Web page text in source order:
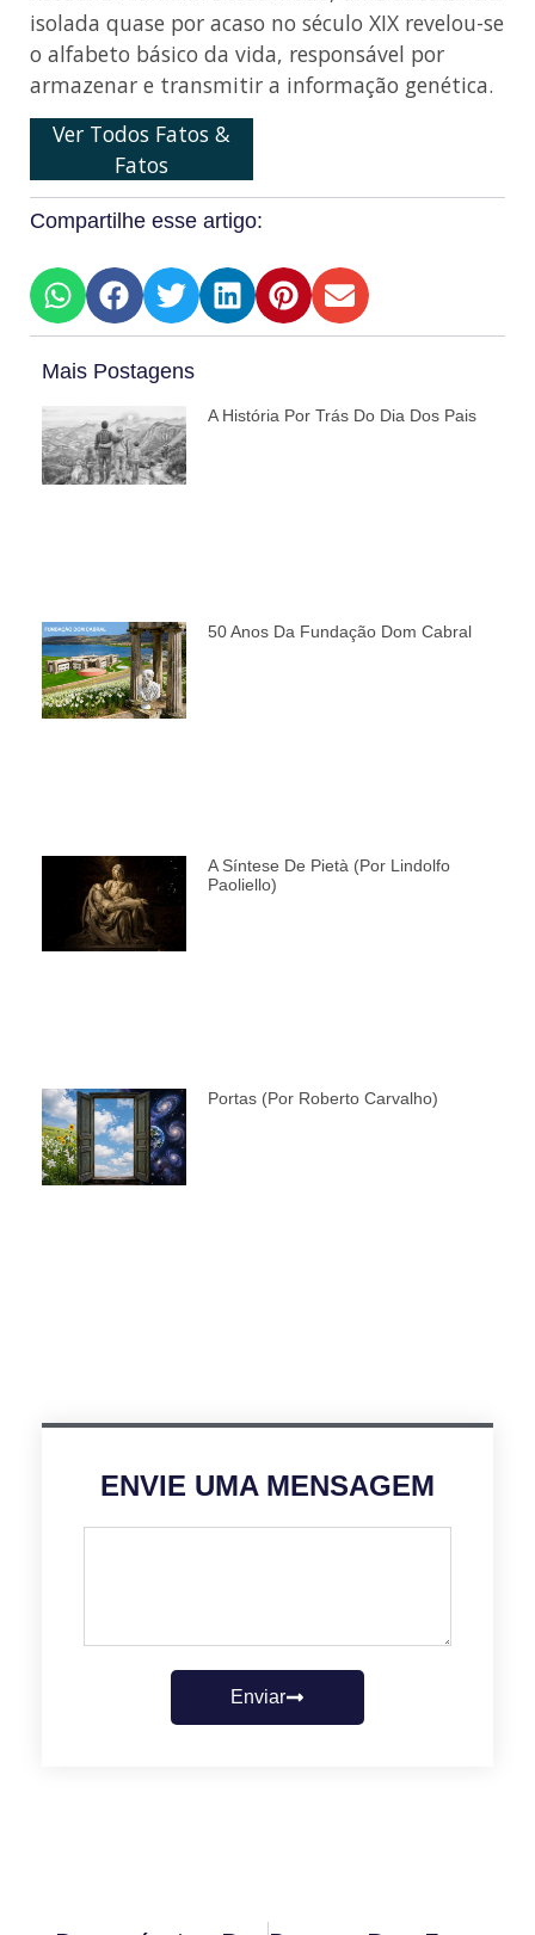
isolada quase por acaso no século XIX revelou-se
o alfabeto básico da vida, responsável por
armazenar e transmitir a informação genética.
Ver Todos Fatos &
Fatos
Compartilhe esse artigo:
Mais Postagens
A História Por Trás Do Dia Dos Pais
50 Anos Da Fundação Dom Cabral
A Síntese De Pietà (por Lindolfo
Paoliello)
Portas (por Roberto Carvalho)
ENVIE UMA MENSAGEM
Enviar